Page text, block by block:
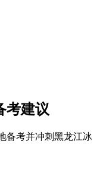
考建议
备考并冲刺黑龙江冰